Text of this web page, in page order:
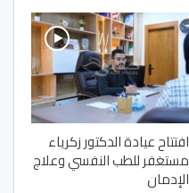
افتتاح عيادة الدكتور زكرياء
مستغفر للطب النفسي وعلاج
الإدمان